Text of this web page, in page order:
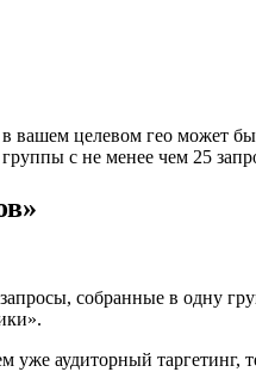
вашем целевом гео может
группы с не менее чем 25
собранные в одну
уже аудиторный